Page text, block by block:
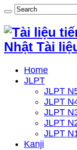
Nhật Tài
Home
JLPT
JLPT
JLPT
JLPT
JLPT
JLPT
Kanji